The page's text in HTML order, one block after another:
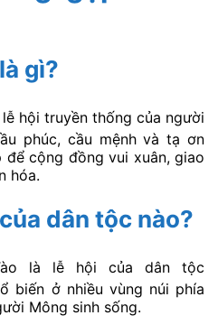
gì?
hội truyền thống của người
phúc, cầu mệnh và tạ ơn
cộng đồng vui xuân, giao
hóa.
dân tộc nào?
là lễ hội của dân tộc
biến ở nhiều vùng núi phía
Mông sinh sống.